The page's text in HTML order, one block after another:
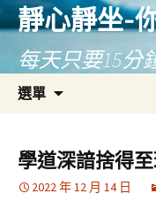
靜心靜坐-
每天只要15分
選單
要
內
容
學道深諳捨得
2022 年 12 月 14 日